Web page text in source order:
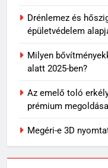
Drénlemez és
épületvédelem
Milyen
alatt 2025-ben?
Az emelő toló
prémium megoldása
Megéri-e 3D
8
1